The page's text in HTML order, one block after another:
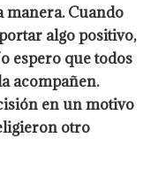
manera. Cuando
algo positivo,
espero que todos
acompañen.
en un motivo
otro